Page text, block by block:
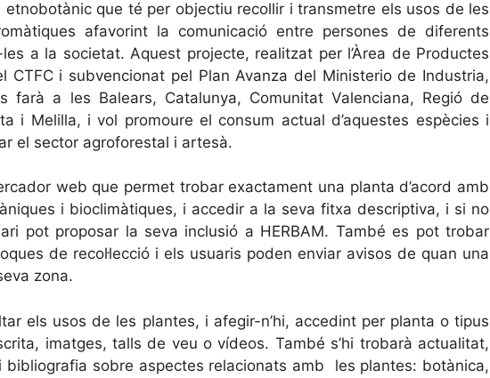
etnobotànic que té per objectiu recollir i transmetre els usos de les
afavorint la comunicació entre persones de diferents
a la societat. Aquest projecte, realitzat per l’Àrea de Productes
CTFC i subvencionat pel Plan Avanza del Ministerio de Industria,
farà a les Balears, Catalunya, Comunitat Valenciana, Regió de
i Melilla, i vol promoure el consum actual d’aquestes espècies i
el sector agroforestal i artesà.
web que permet trobar exactament una planta d’acord amb
i bioclimàtiques, i accedir a la seva fitxa descriptiva, i si no
pot proposar la seva inclusió a HERBAM. També es pot trobar
de recol·lecció i els usuaris poden enviar avisos de quan una
zona.
els usos de les plantes, i afegir-n’hi, accedint per planta o tipus
imatges, talls de veu o vídeos. També s’hi trobarà actualitat,
bibliografia sobre aspectes relacionats amb les plantes: botànica,